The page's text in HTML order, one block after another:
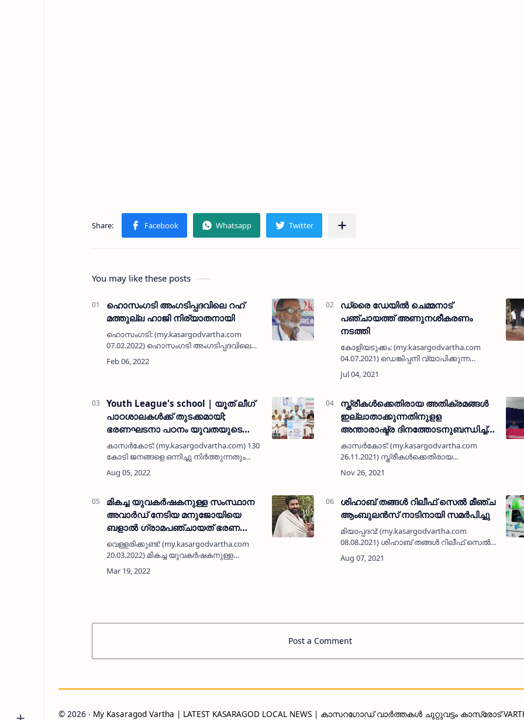
You may like these posts
ഹൊസംഗടി അംഗടിപ്പദവിലെ റഹ്
മത്തുല്ല ഹാജി നിര്യാതനായി
ഹൊസംഗടി: (my.kasargodvartha.com
07.02.2022) ഹൊസംഗടി അംഗടിപ്പദവിലെ
റഹ് മത്തുല്ല ഹാജി (80) നിര്യാതനായി.
മഞ്ചേശ്വരം പഞ്ചായത്ത് മുസ്ലിം ലീഗ്
ഡ്രൈ ഡേയിൽ ചെമ്മനാട്
പഞ്ചായത്ത് അണുനശീകരണം
നടത്തി
കോളിയടുക്കം: (my.kasargodvartha.com
04.07.2021) ഡെങ്കിപ്പനി വ്യാപിക്കുന്ന
പശ്ചാത്തലത്തിൽ ഞായറാഴ്ച പ്രഖ്യാപിച്ച
ഡ്രൈ ഡേ ദിനാചരണത്തിന്റെ ഭാഗമായി
സമ്പ…
Youth League's school | യൂത് ലീഗ്
പാഠശാലകള്‍ക്ക് തുടക്കമായി;
ഭരണഘടനാ പഠനം യുവതയുടെ
അജൻഡയായി മാറണമെന്ന് പി
ഇസ്മാഈല്‍
കാസര്‍കോട്: (my.kasargodvartha.com) 130
കോടി ജനങ്ങളെ ഒന്നിച്ചു നിര്‍ത്തുന്നതും
നാനാത്വത്തില്‍ ഏകത്വം വിളംബരം
ചെയ്യുന്നതുമായ ഭരണഘടനയെ
പോരാട്…
സ്ത്രീകള്‍ക്കെതിരായ അതിക്രമങ്ങള്‍
ഇല്ലാതാക്കുന്നതിനുളള
അന്താരാഷ്ട്ര ദിനത്തോടനുബന്ധിച്ച്
വിദ്യാർഥിനികൾക്കായി
ബോധവർകരണ സെമിനാർ നടത്തി
കാസർകോട്: (my.kasargodvartha.com
26.11.2021) സ്ത്രീകള്‍ക്കെതിരായ
അതിക്രമങ്ങള്‍ ഇല്ലാതാക്കുന്നതിനുളള
അന്താരാഷ്ട്ര ദിനത്തോടനുബന്ധിച്ച് ജില്ലാ
സീതാലയം യൂ…
മികച്ച യുവകർഷകനുള്ള സംസ്ഥാന
അവാർഡ് നേടിയ മനുജോയിയെ
ബളാൽ ഗ്രാമപഞ്ചായത് ഭരണ
സമിതി വീട്ടിലെത്തി ആദരിച്ചു
വെള്ളരിക്കുണ്ട്: (my.kasargodvartha.com
20.03.2022) മികച്ച യുവകർഷകനുള്ള
സംസ്ഥാന അവാർഡ് നേടിയ ബളാൽ
മരുതംകുളത്തെ മനുജോയിയെ ബളാൽ
ശിഹാബ് തങ്ങൾ റിലീഫ് സെൽ മീഞ്ച
ആംബുലൻസ് നാടിനായി സമർപിച്ചു
മിയാപ്പദവ്: (my.kasargodvartha.com
08.08.2021) ശിഹാബ് തങ്ങൾ റിലീഫ് സെൽ
മീഞ്ചയുടെ ആംബുലൻസ് നാടിനായി
സമർപിച്ചു. മിയാപ്പദവ് ടൗൺ പരിസരത് വെച്ച്
Post a Comment
© 2026 ‧ My Kasaragod Vartha | LATEST KASARAGOD LOCAL NEWS | കാസറഗോഡ് വാർത്തകൾ ചുറ്റുവട്ടം കാസ്രോട്